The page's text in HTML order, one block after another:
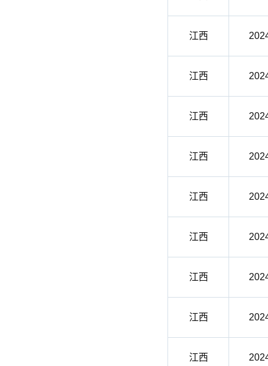
江西
江西
江西
江西
江西
江西
江西
江西
江西